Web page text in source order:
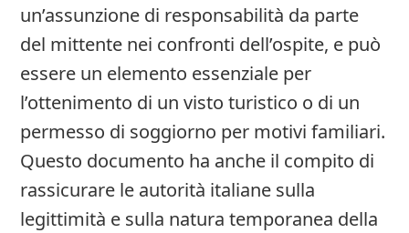
un’assunzione di responsabilità da parte
del mittente nei confronti dell’ospite, e può
essere un elemento essenziale per
l’ottenimento di un visto turistico o di un
permesso di soggiorno per motivi familiari.
Questo documento ha anche il compito di
rassicurare le autorità italiane sulla
legittimità e sulla natura temporanea della